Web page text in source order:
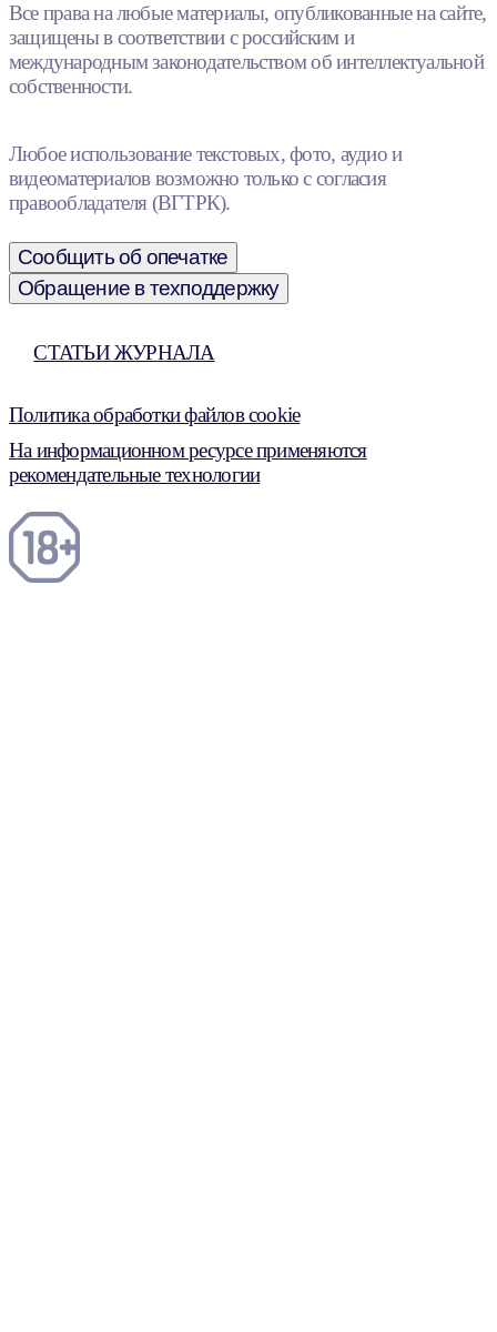
Все права на любые материалы, опубликованные на сайте,
защищены в соответствии с российским и
международным законодательством об интеллектуальной
собственности.
Любое использование текстовых, фото, аудио и
видеоматериалов возможно только с согласия
правообладателя (ВГТРК).
Сообщить об опечатке
Обращение в техподдержку
СТАТЬИ ЖУРНАЛА
Политика обработки файлов cookie
На информационном ресурсе применяются
рекомендательные технологии